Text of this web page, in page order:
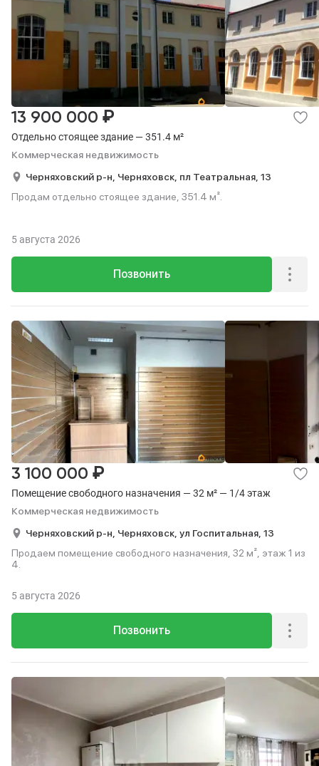
Отдельно стоящее здание — 351.4 м²
Коммерческая недвижимость
13 900 000 ₽
Черняховский р-н, Черняховск, пл Театральная, 13
Продам отдельно стоящее здание, 351.4 м².
Позвонить
5 августа 2026
Помещение свободного назначения — 32 м² — 1/4 этаж
Коммерческая недвижимость
3 100 000 ₽
Черняховский р-н, Черняховск, ул Госпитальная, 13
Продаем помещение свободного назначения, 32 м², этаж 1 из
4.
Позвонить
5 августа 2026